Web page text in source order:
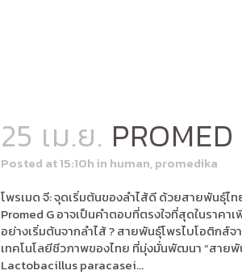
25 เม.ย. PROMED
Posted at 15:10hin human,promedika
โพรเมด จี: จุดเริ่มต้นของลำไส้ดี ด้วยสายพันธุ์ไ
Promed G อาจเป็นคำตอบที่ตรงใจที่สุดในราคา
อย่างเริ่มต้นจากลำไส้ ? สายพันธุ์โพรไบโอติก
เทคโนโลยีชีวภาพของไทย ที่มุ่งมั่นพัฒนา “สาย
Lactobacillus paracasei...